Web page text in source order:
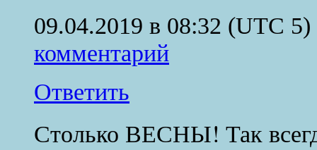
09.04.2019 в 08:32 (UTC 5)
комментарий
Ответить
Столько ВЕСНЫ! Так